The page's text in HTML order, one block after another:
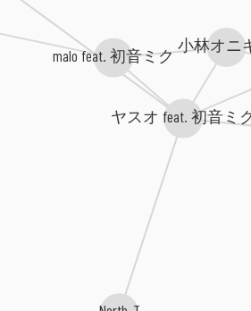
ヤスオ feat. 初音ミ
malo feat. 初音ミク
小林オニ